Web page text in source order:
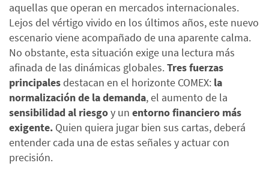
aquellas que operan en mercados internacionales.
Lejos del vértigo vivido en los últimos años, este nuevo
escenario viene acompañado de una aparente calma.
No obstante, esta situación exige una lectura más
afinada de las dinámicas globales.Tres fuerzas
principalesdestacan en el horizonte COMEX: la
normalización de la demanda, el aumento de la
sensibilidad al riesgoy un entorno financiero más
exigente. Quien quiera jugar bien sus cartas, deberá
entender cada una de estas señales y actuar con
precisión.